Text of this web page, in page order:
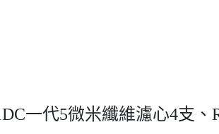
一代5微米纖維濾心4支